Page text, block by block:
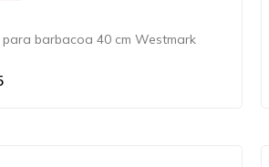
para barbacoa 40 cm Westmark